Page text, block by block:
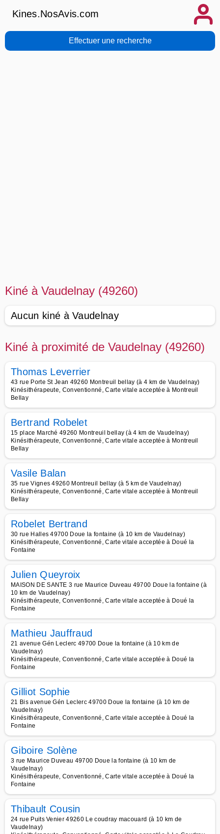
Kines.NosAvis.com
Effectuer une recherche
Kiné à Vaudelnay (49260)
Aucun kiné à Vaudelnay
Kiné à proximité de Vaudelnay (49260)
Thomas Leverrier
43 rue Porte St Jean 49260 Montreuil bellay (à 4 km de Vaudelnay)
Kinésithérapeute, Conventionné, Carte vitale acceptée à Montreuil
Bellay
Bertrand Robelet
15 place Marché 49260 Montreuil bellay (à 4 km de Vaudelnay)
Kinésithérapeute, Conventionné, Carte vitale acceptée à Montreuil
Bellay
Vasile Balan
35 rue Vignes 49260 Montreuil bellay (à 5 km de Vaudelnay)
Kinésithérapeute, Conventionné, Carte vitale acceptée à Montreuil
Bellay
Robelet Bertrand
30 rue Halles 49700 Doue la fontaine (à 10 km de Vaudelnay)
Kinésithérapeute, Conventionné, Carte vitale acceptée à Doué la
Fontaine
Julien Queyroix
MAISON DE SANTE 3 rue Maurice Duveau 49700 Doue la fontaine (à
10 km de Vaudelnay)
Kinésithérapeute, Conventionné, Carte vitale acceptée à Doué la
Fontaine
Mathieu Jauffraud
21 avenue Gén Leclerc 49700 Doue la fontaine (à 10 km de
Vaudelnay)
Kinésithérapeute, Conventionné, Carte vitale acceptée à Doué la
Fontaine
Gilliot Sophie
21 Bis avenue Gén Leclerc 49700 Doue la fontaine (à 10 km de
Vaudelnay)
Kinésithérapeute, Conventionné, Carte vitale acceptée à Doué la
Fontaine
Giboire Solène
3 rue Maurice Duveau 49700 Doue la fontaine (à 10 km de
Vaudelnay)
Kinésithérapeute, Conventionné, Carte vitale acceptée à Doué la
Fontaine
Thibault Cousin
24 rue Puits Venier 49260 Le coudray macouard (à 10 km de
Vaudelnay)